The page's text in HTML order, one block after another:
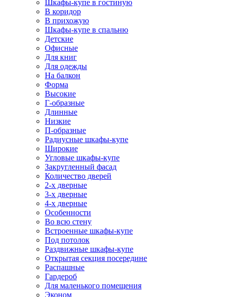
Шкафы-купе в гостиную
В коридор
В прихожую
Шкафы-купе в спальню
Детские
Офисные
Для книг
Для одежды
На балкон
Форма
Высокие
Г-образные
Длинные
Низкие
П-образные
Радиусные шкафы-купе
Широкие
Угловые шкафы-купе
Закругленный фасад
Количество дверей
2-х дверные
3-х дверные
4-х дверные
Особенности
Во всю стену
Встроенные шкафы-купе
Под потолок
Раздвижные шкафы-купе
Открытая секция посередине
Распашные
Гардероб
Для маленького помещения
Эконом